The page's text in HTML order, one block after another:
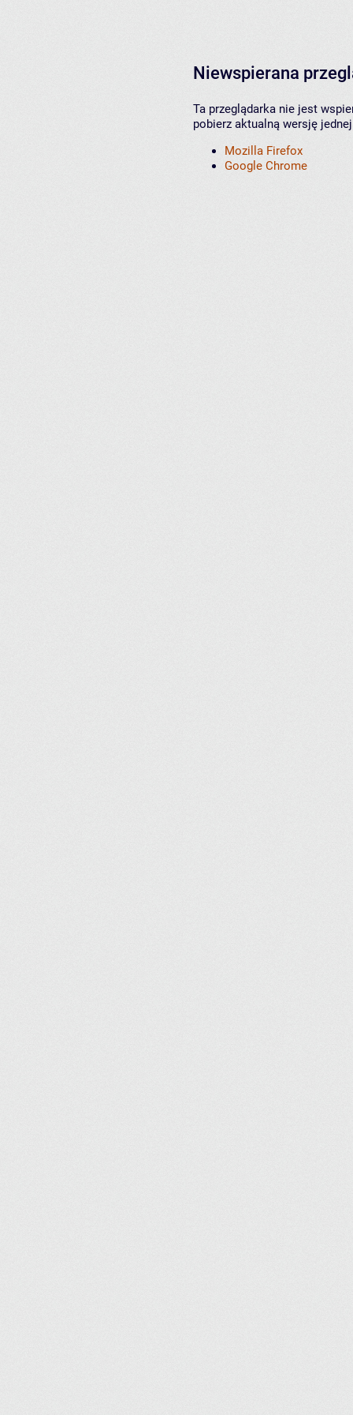
Niewspierana
Ta przeglądarka nie jest
pobierz aktualną wersję
Mozilla Firefox
Google Chrome